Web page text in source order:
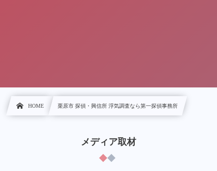
HOME 栗原市 探偵・興信所 浮気調査なら第一探偵事務所
メディア取材